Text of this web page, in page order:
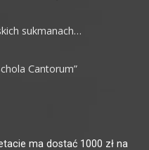
sukmanach…
Cantorum”
ma dostać 1000 zł na